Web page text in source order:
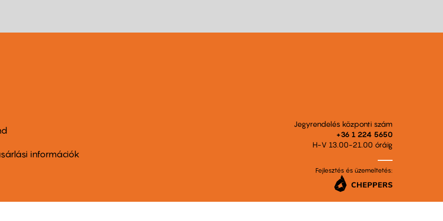
információk
Jegyrendelés központi szám
+36 1 224 5650
H-V 13.00-21.00 óráig
Fejlesztés és üzemeltetés: